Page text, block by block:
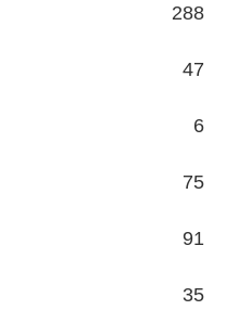
288
47
6
75
91
35